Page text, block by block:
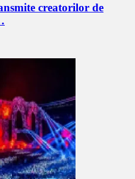
creatorilor de